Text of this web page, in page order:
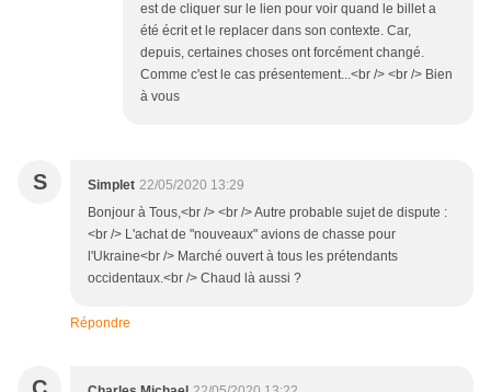
est de cliquer sur le lien pour voir quand le billet a
été écrit et le replacer dans son contexte. Car,
depuis, certaines choses ont forcément changé.
Comme c'est le cas présentement...<br /> <br /> Bien
à vous
S Simplet 22/05/2020 13:29
Bonjour à Tous,<br /> <br /> Autre probable sujet de dispute :
<br /> L'achat de "nouveaux" avions de chasse pour
l'Ukraine<br /> Marché ouvert à tous les prétendants
occidentaux.<br /> Chaud là aussi ?
Répondre